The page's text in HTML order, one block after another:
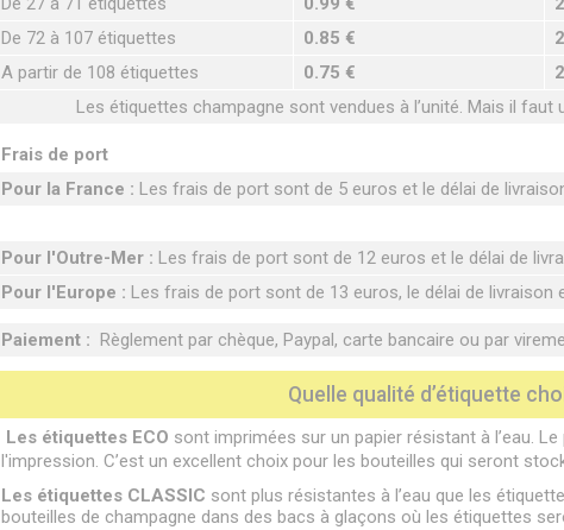
De 72 à 107 étiquettes
0.85 €
A partir de 108 étiquettes
0.75 €
Les étiquettes champagne sont vendues à l’unité. Mais il
Frais de port
Pour la France : Les frais de port sont de 5 euros et le délai de
Pour l'Outre-Mer : Les frais de port sont de 12 euros et le délai de
Pour l'Europe : Les frais de port sont de 13 euros, le délai de livraison
Paiement : Règlement par chèque, Paypal, carte bancaire ou par
Quelle qualité d’étiquette
Les étiquettes ECO sont imprimées sur un papier résistant à l’eau.
l'impression. C’est un excellent choix pour les bouteilles qui seront
Les étiquettes CLASSIC sont plus résistantes à l’eau que les
bouteilles de champagne dans des bacs à glaçons où les étiquettes